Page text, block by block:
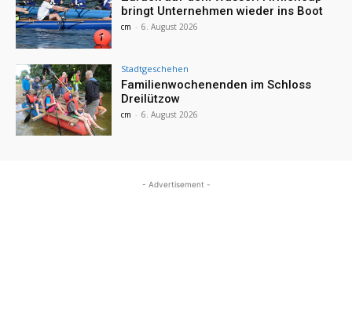
bringt Unternehmen wieder ins Boot
cm - 6. August 2026
Stadtgeschehen
Familienwochenenden im Schloss
Dreilützow
cm - 6. August 2026
- Advertisement -